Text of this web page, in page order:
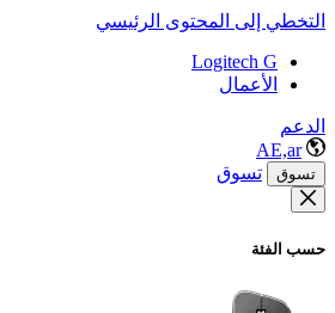
التخطي إلى المحتوى الرئيسي
Logitech G
الأعمال
الدعم
AE,ar
تسوق تسوق
حسب الفئة